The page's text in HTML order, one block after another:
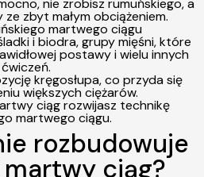
nie zrobisz rumuńskiego, a
zbyt małym obciążeniem.
martwego ciągu
i biodra, grupy mięśni, które
postawy i wielu innych
ćwiczeń.
kręgosłupa, co przyda się
u większych ciężarów.
ciąg rozwijasz technikę
martwego ciągu.
rozbudowuje
ciąg?